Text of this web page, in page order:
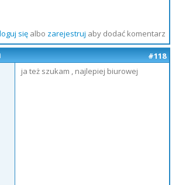
sięalbo zarejestruj aby dodać komentarz
#118
ja też szukam , najlepiej biurowej